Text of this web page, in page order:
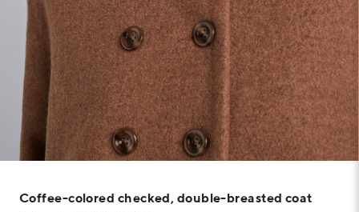
Coffee-colored checked, double-breasted coat